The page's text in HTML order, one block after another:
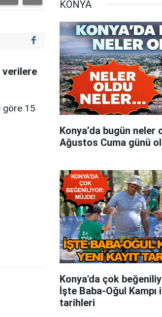
verilere
göre 15
KONYA
Konya’da bugün neler
Ağustos Cuma günü
Konya'da çok
İşte Baba-Oğul Kampı
tarihleri